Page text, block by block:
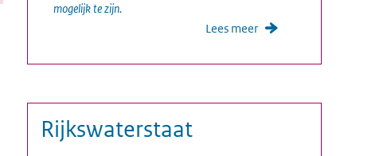
mogelijk te zijn.
Lees meer
Rijkswaterstaat